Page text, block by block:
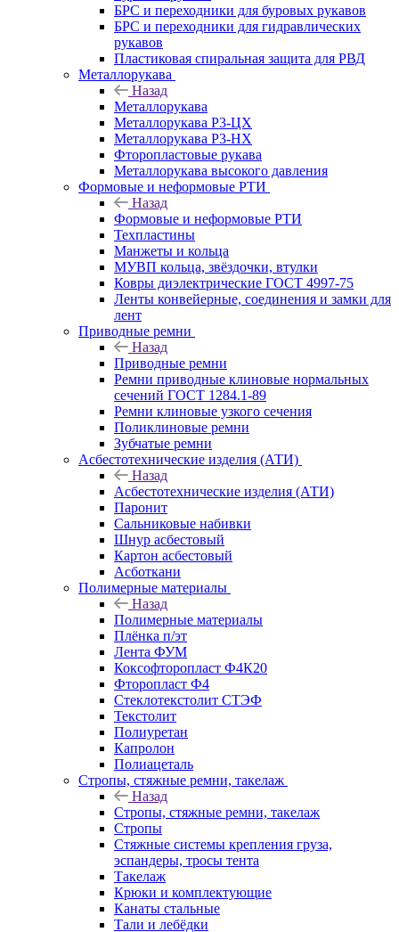
БРС и переходники для буровых рукавов
БРС и переходники для гидравлических
рукавов
Пластиковая спиральная защита для РВД
Металлорукава
Назад
Металлорукава
Металлорукава Р3-ЦХ
Металлорукава Р3-НХ
Фторопластовые рукава
Металлорукава высокого давления
Формовые и неформовые РТИ
Назад
Формовые и неформовые РТИ
Техпластины
Манжеты и кольца
МУВП кольца, звёздочки, втулки
Ковры диэлектрические ГОСТ 4997-75
Ленты конвейерные, соединения и замки для
лент
Приводные ремни
Назад
Приводные ремни
Ремни приводные клиновые нормальных
сечений ГОСТ 1284.1-89
Ремни клиновые узкого сечения
Поликлиновые ремни
Зубчатые ремни
Асбестотехнические изделия (АТИ)
Назад
Асбестотехнические изделия (АТИ)
Паронит
Сальниковые набивки
Шнур асбестовый
Картон асбестовый
Асботкани
Полимерные материалы
Назад
Полимерные материалы
Плёнка п/эт
Лента ФУМ
Коксофторопласт Ф4К20
Фторопласт Ф4
Стеклотекстолит СТЭФ
Текстолит
Полиуретан
Капролон
Полиацеталь
Стропы, стяжные ремни, такелаж
Назад
Стропы, стяжные ремни, такелаж
Стропы
Стяжные системы крепления груза,
эспандеры, тросы тента
Такелаж
Крюки и комплектующие
Канаты стальные
Тали и лебёдки